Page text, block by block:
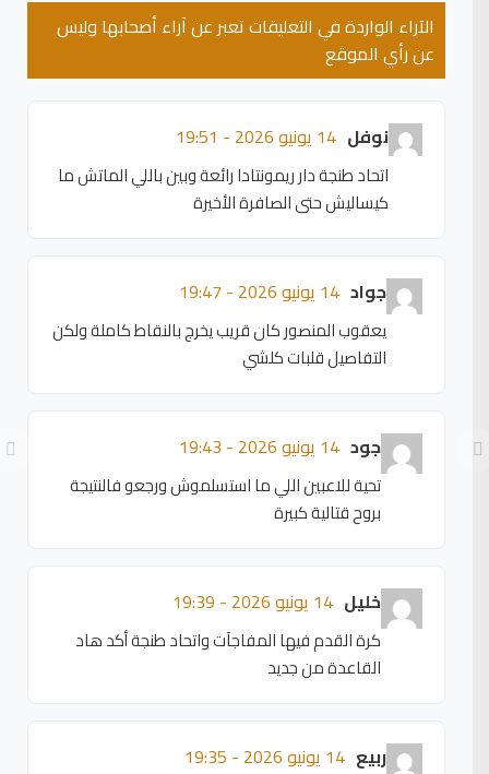
الآراء الواردة في التعليقات تعبر عن آراء أصحابها وليس
عن رأي الموقع
نوفل 14 يونيو 2026 - 19:51
اتحاد طنجة دار ريمونتادا رائعة وبين باللي الماتش ما
كيساليش حتى الصافرة الأخيرة
جواد 14 يونيو 2026 - 19:47
يعقوب المنصور كان قريب يخرج بالنقاط كاملة ولكن
التفاصيل قلبات كلشي
جود 14 يونيو 2026 - 19:43
تحية للاعبين اللي ما استسلموش ورجعو فالنتيجة
بروح قتالية كبيرة
خليل 14 يونيو 2026 - 19:39
كرة القدم فيها المفاجآت واتحاد طنجة أكد هاد
القاعدة من جديد
ربيع 14 يونيو 2026 - 19:35